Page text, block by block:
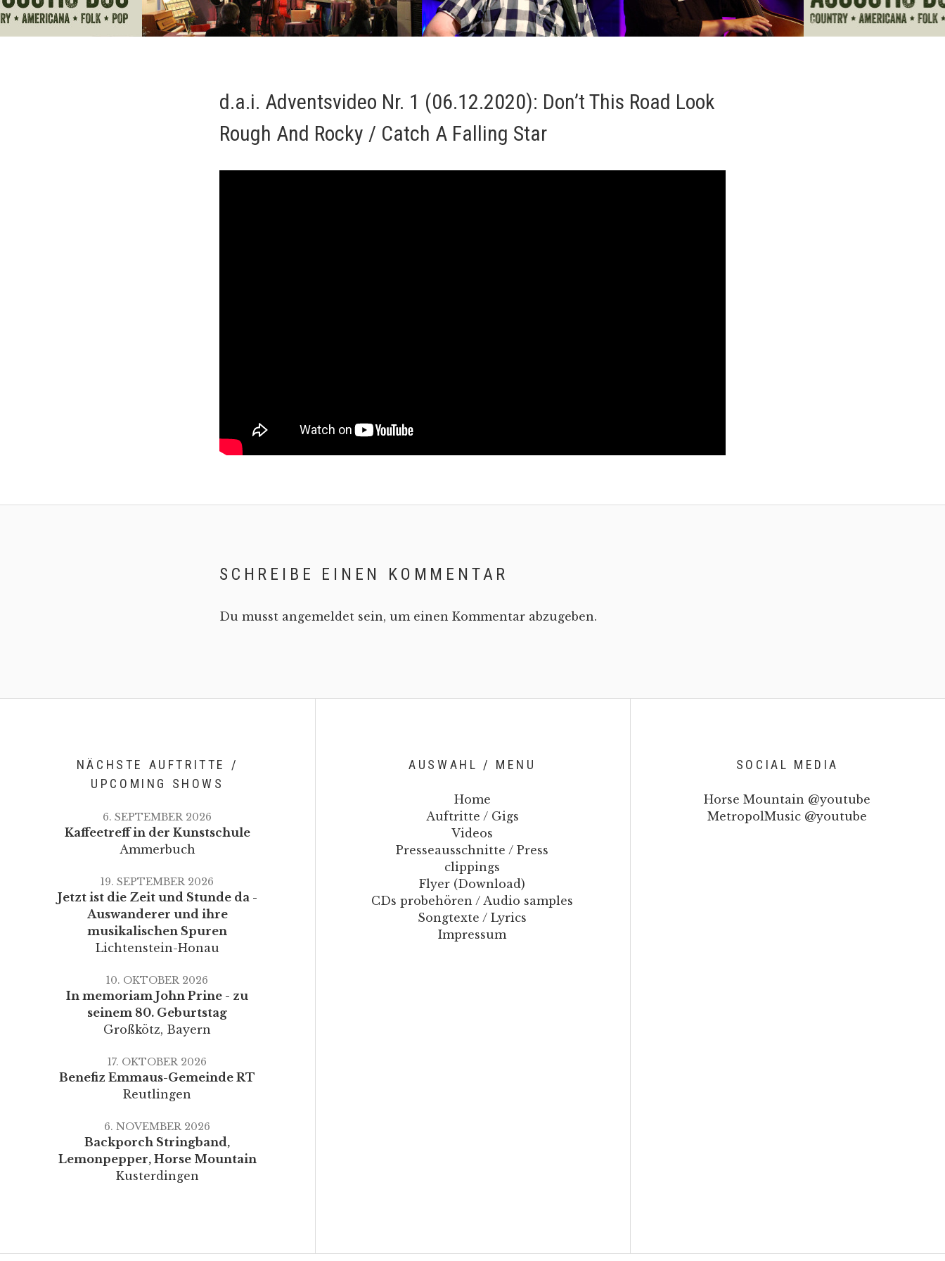
d.a.i. Adventsvideo Nr. 1 (06.12.2020): Don’t This Road Look
Rough And Rocky / Catch A Falling Star
SCHREIBE EINEN KOMMENTAR
Du musst angemeldet sein, um einen Kommentar abzugeben.
NÄCHSTE AUFTRITTE /
UPCOMING SHOWS
Kaffeetreff in der Kunstschule
Ammerbuch
6. SEPTEMBER 2026
Jetzt ist die Zeit und Stunde da -
Auswanderer und ihre
musikalischen Spuren
Lichtenstein-Honau
19. SEPTEMBER 2026
In memoriam John Prine - zu
seinem 80. Geburtstag
Großkötz, Bayern
10. OKTOBER 2026
Benefiz Emmaus-Gemeinde RT
Reutlingen
17. OKTOBER 2026
Backporch Stringband,
Lemonpepper, Horse Mountain
Kusterdingen
6. NOVEMBER 2026
AUSWAHL / MENU
Home
Auftritte / Gigs
Videos
Presseausschnitte / Press
clippings
Flyer (Download)
CDs probehören / Audio samples
Songtexte / Lyrics
Impressum
SOCIAL MEDIA
Horse Mountain @youtube
MetropolMusic @youtube